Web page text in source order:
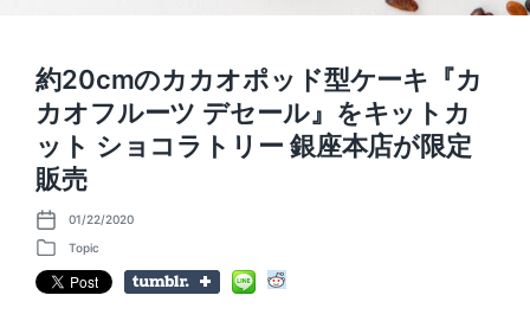
約20cmのカカオポッド型ケーキ『カ
カオフルーツ デセール』をキットカ
ット ショコラトリー 銀座本店が限定
販売
P
o
t
01/22/2020
P
o
s
Topic